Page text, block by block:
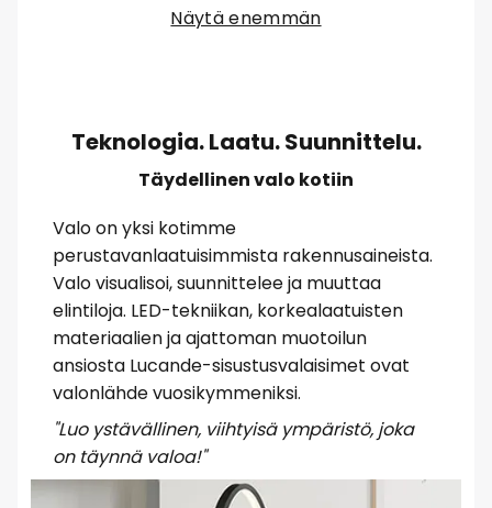
Näytä enemmän
Teknologia. Laatu. Suunnittelu.
Täydellinen valo kotiin
Valo on yksi kotimme
perustavanlaatuisimmista rakennusaineista.
Valo visualisoi, suunnittelee ja muuttaa
elintiloja. LED-tekniikan, korkealaatuisten
materiaalien ja ajattoman muotoilun
ansiosta Lucande-sisustusvalaisimet ovat
valonlähde vuosikymmeniksi.
"Luo ystävällinen, viihtyisä ympäristö, joka
on täynnä valoa!"